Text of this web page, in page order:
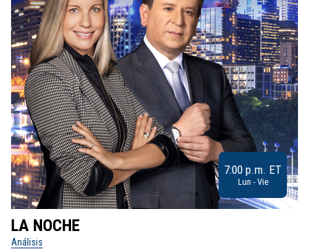
7:00 p.m. ET
Lun - Vie
LA NOCHE
Análisis